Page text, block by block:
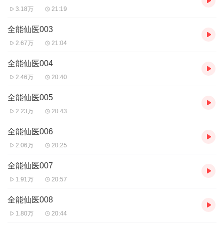
台传播，违者将追究其法律责任。
3、如在充值/购买环节遇到问题，可以通过页面右上方按钮，分享至
微信内使用微信支付完成购买。
【bestxmly】或搜索【喜马拉雅付费精品】来随时咨询问题，也可
以拨打客服电话：4008385616或者0514-82395846。
3.18万 21:19
全能仙医003
2.67万 21:04
全能仙医004
2.46万 20:40
全能仙医005
2.23万 20:43
全能仙医006
2.06万 20:25
全能仙医007
1.91万 20:57
全能仙医008
1.80万 20:44